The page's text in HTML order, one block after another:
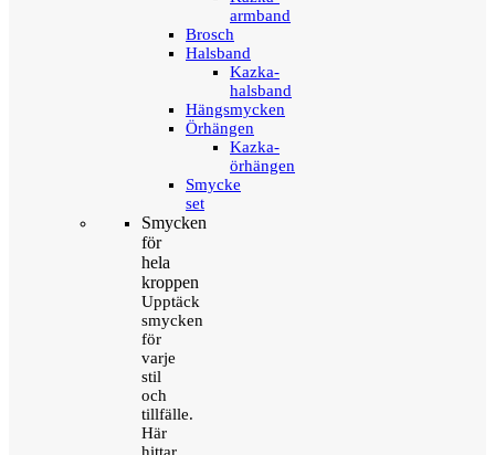
armband
Brosch
Halsband
Kazka-
halsband
Hängsmycken
Örhängen
Kazka-
örhängen
Smycke
set
Smycken
för
hela
kroppen
Upptäck
smycken
för
varje
stil
och
tillfälle.
Här